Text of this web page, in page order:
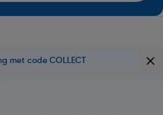
met code COLLECT